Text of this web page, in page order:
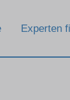
Experten